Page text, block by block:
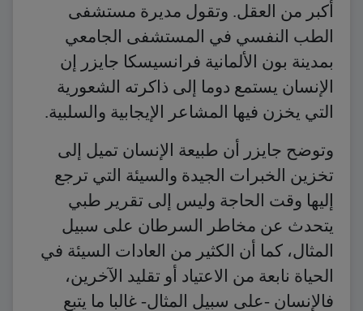
أكبر من العقل. وتقول مديرة مستشفى
الطب النفسي في المستشفى الجامعي
بمدينة بون الألمانية فرانسيسكا جايزر إن
الإنسان يستمع دوما إلى ذاكرته الشعورية
التي يخزن فيها المشاعر الإيجابية والسلبية.
وتوضح جايزر أن طبيعة الإنسان تميل إلى
تخزين الخبرات الجيدة والسيئة التي ترجع
إليها وقت الحاجة وليس إلى تقرير طبي
يتحدث عن مخاطر السرطان على سبيل
المثال، كما أن الكثير من العادات السيئة في
الحياة نابعة من الاعتياد أو تقليد الآخرين،
فالإنسان -على سبيل المثال- غالبا ما يتبع